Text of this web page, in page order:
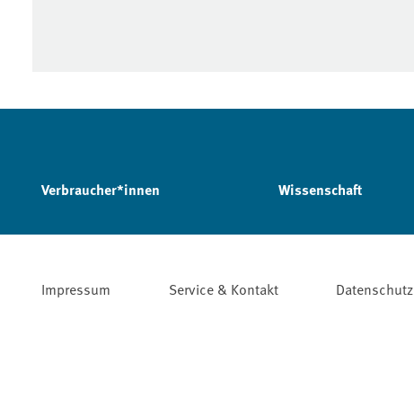
Verbraucher*innen Wissenschaft
Impressum Service & Kontakt Datenschutz